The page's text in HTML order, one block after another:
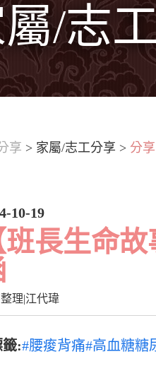
/志
享 > 家屬/志工分享 > 分
10-19
班長生命
理|江代瑋
:#腰痠背痛#高血糖糖